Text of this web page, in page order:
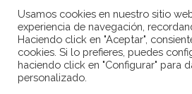
Fotografía de festivales
Fotografía para escuelas
Fotolibros
Aviso Legal
Usamos cookies en nuestro sitio
experiencia de navegación,
Haciendo click en "Aceptar",
cookies. Si lo prefieres, puedes
haciendo click en "Configurar" para
personalizado.